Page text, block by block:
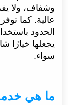
وشفاف، ولا
الحدود
يجعلها خيارًا
سواء.